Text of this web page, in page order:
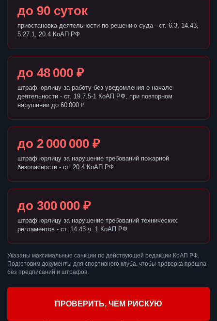
до 90 суток
приостановка деятельности по решению суда - ст. 6.3, 14.43,
5.27.1, 20.4 КоАП РФ
до 48 000 ₽
штраф юрлицу за работу без уведомления о начале
деятельности - ст. 19.7.5-1 КоАП РФ, при повторном
нарушении до 60 000 ₽
до 2 000 000 ₽
штраф юрлицу за нарушение требований пожарной
безопасности - ст. 20.4 КоАП РФ
до 300 000 ₽
штраф юрлицу за нарушение требований технических
регламентов - ст. 14.43 ч. 1 КоАП РФ
Указаны максимальные санкции по действующей редакции КоАП РФ.
Подготовим документы для спортивного клуба, чтобы проверка прошла
без предписаний и штрафов.
ПРОВЕРИТЬ, ЧЕМ РИСКУЮ